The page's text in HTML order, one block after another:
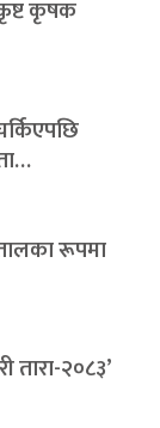
कृषक
रूपमा
तारा-२०८३’